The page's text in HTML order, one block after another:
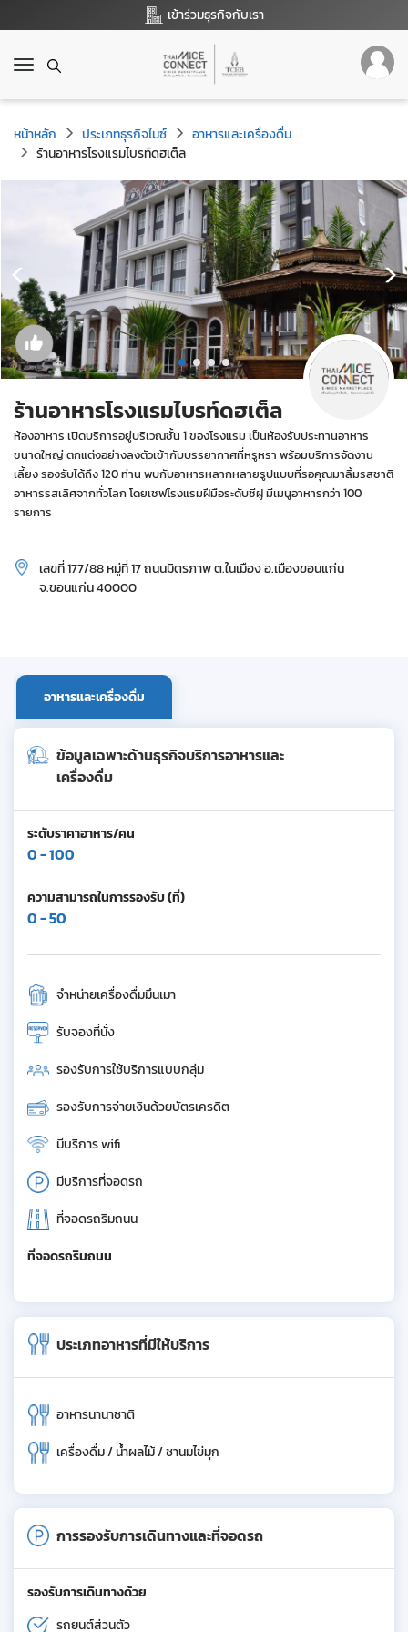
เข้าร่วมธุรกิจกับเรา
T
g
g
l
e
n
a
t
i
o
n
หน้าหลัก ประเภทธุรกิจไมซ์
อาหารและเครื่องดื่ม
ร้านอาหารโรงแรมไบรท์ดฮเต็ล
ร้านอาหารโรงแรมไบรท์ดฮเต็ล
ห้องอาหาร เปิดบริการอยู่บริเวณชั้น 1 ของโรงแรม เป็นห้องรับประทานอาหาร
ขนาดใหญ่ ตกแต่งอย่างลงตัวเข้ากับบรรยากาศที่หรูหรา พร้อมบริการจัดงาน
เลี้ยง รองรับได้ถึง 120 ท่าน พบกับอาหารหลากหลายรูปแบบที่รอคุณมาลิ้มรสชาติ
อาหารรสเลิศจากทั่วโลก โดยเชฟโรงแรมฝีมือระดับซีฝู มีเมนูอาหารกว่า 100
รายการ
เลขที่ 177/88 หมู่ที่ 17 ถนนมิตรภาพ ต.ในเมือง อ.เมืองขอนแก่น
จ.ขอนแก่น 40000
อาหารและเครื่องดื่ม
ข้อมูลเฉพาะด้านธุรกิจบริการอาหารและ
เครื่องดื่ม
ระดับราคาอาหาร/คน
0 - 100
ความสามารถในการรองรับ (ที่)
0 - 50
จำหน่ายเครื่องดื่มมึนเมา
รับจองที่นั่ง
รองรับการใช้บริการแบบกลุ่ม
รองรับการจ่ายเงินด้วยบัตรเครดิต
มีบริการ wifi
มีบริการที่จอดรถ
ที่จอดรถริมถนน
ที่จอดรถริมถนน
ประเภทอาหารที่มีให้บริการ
อาหารนานาชาติ
เครื่องดื่ม / น้ำผลไม้ / ชานมไข่มุก
การรองรับการเดินทางและที่จอดรถ
รองรับการเดินทางด้วย
รถยนต์ส่วนตัว